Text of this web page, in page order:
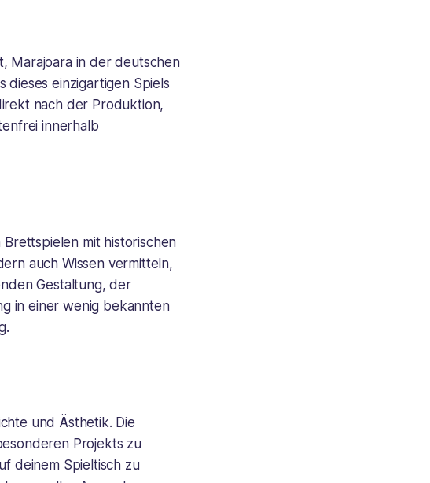
Marajoarain der deutschen
dieses einzigartigen Spiels
nach der Produktion,
innerhalb
Brettspielen mit historischen
auch Wissen vermitteln,
Gestaltung, der
in einer wenig bekannten
und Ästhetik. Die
Projekts zu
deinem Spieltisch zu